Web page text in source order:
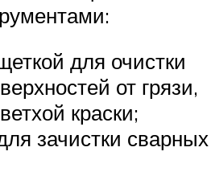
для очистки
от грязи,
краски;
зачистки сварных